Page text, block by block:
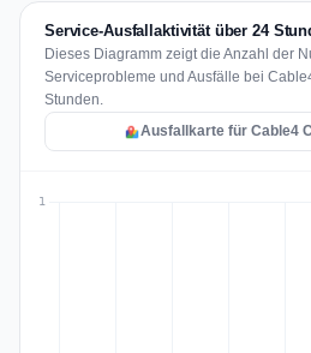
Service-Ausfallaktivität über 24
Dieses Diagramm zeigt die Anzahl der
Serviceprobleme und Ausfälle bei
Stunden.
Ausfallkarte für Cable4